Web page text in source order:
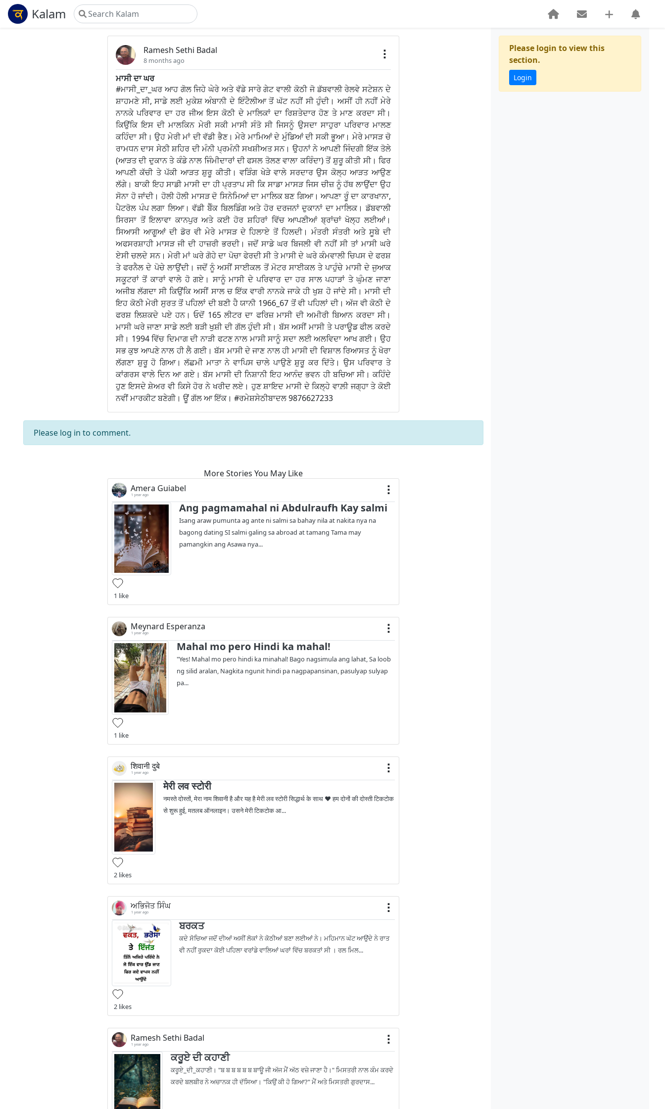
Kalam
Ramesh Sethi Badal
8 months ago
ਮਾਸੀ ਦਾ ਘਰ
#ਮਾਸੀ_ਦਾ_ਘਰ ਆਹ ਗੋਲ ਜਿਹੇ ਘੇਰੇ ਅਤੇ ਵੱਡੇ ਸਾਰੇ ਗੇਟ ਵਾਲੀ ਕੋਠੀ ਜੋ ਡੱਬਵਾਲੀ ਰੇਲਵੇ ਸਟੇਸ਼ਨ ਦੇ
ਸ਼ਾਹਮਣੇ ਸੀ, ਸਾਡੇ ਲਈ ਮੁਕੇਸ਼ ਅੰਬਾਨੀ ਦੇ ਇੰਟੈਲੀਆ ਤੋਂ ਘੱਟ ਨਹੀਂ ਸੀ ਹੁੰਦੀ। ਅਸੀਂ ਹੀ ਨਹੀਂ ਮੇਰੇ
ਨਾਨਕੇ ਪਰਿਵਾਰ ਦਾ ਹਰ ਜੀਅ ਇਸ ਕੋਠੀ ਦੇ ਮਾਲਿਕਾਂ ਦਾ ਰਿਸ਼ਤੇਦਾਰ ਹੋਣ ਤੇ ਮਾਣ ਕਰਦਾ ਸੀ।
ਕਿਉਂਕਿ ਇਸ ਦੀ ਮਾਲਕਿਨ ਮੇਰੀ ਸਕੀ ਮਾਸੀ ਸੰਤੋ ਸੀ ਜਿਸਨੂੰ ਉਸਦਾ ਸਾਹੁਰਾ ਪਰਿਵਾਰ ਮਾਲਣ
ਕਹਿੰਦਾ ਸੀ। ਉਹ ਮੇਰੀ ਮਾਂ ਦੀ ਵੱਡੀ ਭੈਣ। ਮੇਰੇ ਮਾਮਿਆਂ ਦੇ ਮੁੰਡਿਆਂ ਦੀ ਸਕੀ ਭੂਆ। ਮੇਰੇ ਮਾਸੜ ਚੋ
ਰਾਮਧਨ ਦਾਸ ਸੇਠੀ ਸ਼ਹਿਰ ਦੀ ਮੰਨੀ ਪ੍ਰਮੰਨੀ ਸਖਸ਼ੀਅਤ ਸਨ। ਉਹਨਾਂ ਨੇ ਆਪਣੀ ਜਿੰਦਗੀ ਇੱਕ ਤੋਲੇ
(ਆੜਤ ਦੀ ਦੁਕਾਨ ਤੇ ਕੰਡੇ ਨਾਲ ਜਿੰਮੀਦਾਰਾਂ ਦੀ ਫਸਲ ਤੋਲਣ ਵਾਲਾ ਕਰਿੰਦਾ) ਤੋਂ ਸ਼ੁਰੂ ਕੀਤੀ ਸੀ। ਫਿਰ
ਆਪਣੀ ਕੱਚੀ ਤੇ ਪੱਕੀ ਆੜਤ ਸ਼ੁਰੂ ਕੀਤੀ। ਵੜਿੰਗ ਖੇੜੇ ਵਾਲੇ ਸਰਦਾਰ ਉਸ ਕੋਲ੍ਹ ਆੜਤ ਆਉਣ
ਲੱਗੇ। ਬਾਕੀ ਇਹ ਸਾਡੀ ਮਾਸੀ ਦਾ ਹੀ ਪ੍ਰਤਾਪ ਸੀ ਕਿ ਸਾਡਾ ਮਾਸੜ ਜਿਸ ਚੀਜ਼ ਨੂੰ ਹੱਥ ਲਾਉਂਦਾ ਉਹ
ਸੋਨਾ ਹੋ ਜਾਂਦੀ। ਹੋਲੀ ਹੋਲੀ ਮਾਸੜ ਦੋ ਸਿਨੇਮਿਆਂ ਦਾ ਮਾਲਿਕ ਬਣ ਗਿਆ। ਆਪਣਾ ਰੂੰ ਦਾ ਕਾਰਖਾਨਾ,
ਪੈਟਰੋਲ ਪੰਪ ਲਗਾ ਲਿਆ। ਵੱਡੀ ਬੈੰਕ ਬਿਲਡਿੰਗ ਅਤੇ ਹੋਰ ਦਰਜਨਾਂ ਦੁਕਾਨਾਂ ਦਾ ਮਾਲਿਕ। ਡੱਬਵਾਲੀ
ਸਿਰਸਾ ਤੋਂ ਇਲਾਵਾ ਕਾਨਪੁਰ ਅਤੇ ਕਈ ਹੋਰ ਸ਼ਹਿਰਾਂ ਵਿੱਚ ਆਪਣੀਆਂ ਬ੍ਰਾਂਚਾਂ ਖੋਲ੍ਹ ਲਈਆਂ।
ਸਿਆਸੀ ਆਗੂਆਂ ਦੀ ਡੋਰ ਵੀ ਮੇਰੇ ਮਾਸੜ ਦੇ ਹਿਲਾਏ ਤੋਂ ਹਿਲਦੀ। ਮੰਤਰੀ ਸੰਤਰੀ ਅਤੇ ਸੂਬੇ ਦੀ
ਅਫਸਰਸ਼ਾਹੀ ਮਾਸੜ ਜੀ ਦੀ ਹਾਜ਼ਰੀ ਭਰਦੀ। ਜਦੋਂ ਸਾਡੇ ਘਰ ਬਿਜਲੀ ਵੀ ਨਹੀਂ ਸੀ ਤਾਂ ਮਾਸੀ ਘਰੇ
ਏਸੀ ਚਲਦੇ ਸਨ। ਮੇਰੀ ਮਾਂ ਘਰੇ ਗੋਹੇ ਦਾ ਪੋਚਾ ਫੇਰਦੀ ਸੀ ਤੇ ਮਾਸੀ ਦੇ ਘਰੇ ਕੰਮਵਾਲੀ ਚਿਪਸ ਦੇ ਫਰਸ਼
ਤੇ ਫਰਨੈਲ ਦੇ ਪੋਚੇ ਲਾਉਂਦੀ। ਜਦੋਂ ਨੂੰ ਅਸੀਂ ਸਾਈਕਲ ਤੋਂ ਮੋਟਰ ਸਾਈਕਲ ਤੇ ਪਾਹੁੰਚੇ ਮਾਸੀ ਦੇ ਜੁਆਕ
ਸਕੂਟਰਾਂ ਤੋਂ ਕਾਰਾਂ ਵਾਲੇ ਹੋ ਗਏ। ਸਾਨੂੰ ਮਾਸੀ ਦੇ ਪਰਿਵਾਰ ਦਾ ਹਰ ਸਾਲ ਪਹਾੜਾਂ ਤੇ ਘੁੰਮਣ ਜਾਣਾ
ਅਜੀਬ ਲੱਗਦਾ ਸੀ ਕਿਉਂਕਿ ਅਸੀਂ ਸਾਲ ਚ ਇੱਕ ਵਾਰੀ ਨਾਨਕੇ ਜਾਕੇ ਹੀ ਖੁਸ਼ ਹੋ ਜਾਂਦੇ ਸੀ। ਮਾਸੀ ਦੀ
ਇਹ ਕੋਠੀ ਮੇਰੀ ਸੁਰਤ ਤੋਂ ਪਹਿਲਾਂ ਦੀ ਬਣੀ ਹੈ ਯਾਨੀ 1966_67 ਤੋਂ ਵੀ ਪਹਿਲਾਂ ਦੀ। ਅੱਜ ਵੀ ਕੋਠੀ ਦੇ
ਫਰਸ਼ ਲਿਸ਼ਕਦੇ ਪਏ ਹਨ। ਓਦੋਂ 165 ਲੀਟਰ ਦਾ ਫਰਿਜ਼ ਮਾਸੀ ਦੀ ਅਮੀਰੀ ਬਿਆਨ ਕਰਦਾ ਸੀ।
ਮਾਸੀ ਘਰੇ ਜਾਣਾ ਸਾਡੇ ਲਈ ਬੜੀ ਖੁਸ਼ੀ ਦੀ ਗੱਲ ਹੁੰਦੀ ਸੀ। ਬੱਸ ਅਸੀਂ ਮਾਸੀ ਤੇ ਪਰਾਊਡ ਫੀਲ ਕਰਦੇ
ਸੀ। 1994 ਵਿੱਚ ਦਿਮਾਗ ਦੀ ਨਾੜੀ ਫਟਣ ਨਾਲ ਮਾਸੀ ਸਾਨੂੰ ਸਦਾ ਲਈ ਅਲਵਿਦਾ ਆਖ ਗਈ। ਉਹ
ਸਭ ਕੁਝ ਆਪਣੇ ਨਾਲ ਹੀ ਲੈ ਗਈ। ਬੱਸ ਮਾਸੀ ਦੇ ਜਾਣ ਨਾਲ ਹੀ ਮਾਸੀ ਦੀ ਵਿਸ਼ਾਲ ਰਿਆਸਤ ਨੂੰ ਖੋਰਾ
ਲੱਗਣਾ ਸ਼ੁਰੂ ਹੋ ਗਿਆ। ਲੱਛਮੀ ਮਾਤਾ ਨੇ ਵਾਪਿਸ ਚਾਲੇ ਪਾਉਣੇ ਸ਼ੁਰੂ ਕਰ ਦਿੱਤੇ। ਉਸ ਪਰਿਵਾਰ ਤੇ
ਕਾਂਗਰਸ ਵਾਲੇ ਦਿਨ ਆ ਗਏ। ਬੱਸ ਮਾਸੀ ਦੀ ਨਿਸ਼ਾਨੀ ਇਹ ਆਨੰਦ ਭਵਨ ਹੀ ਬਚਿਆ ਸੀ। ਕਹਿੰਦੇ
ਹੁਣ ਇਸਦੇ ਸ਼ੇਅਰ ਵੀ ਕਿਸੇ ਹੋਰ ਨੇ ਖਰੀਦ ਲਏ। ਹੁਣ ਸ਼ਾਇਦ ਮਾਸੀ ਦੇ ਕਿਲ੍ਹੇ ਵਾਲ਼ੀ ਜਗ੍ਹਾ ਤੇ ਕੋਈ
ਨਵੀਂ ਮਾਰਕੀਟ ਬਣੇਗੀ। ਊਂ ਗੱਲ ਆ ਇੱਕ। #ਰਮੇਸ਼ਸੇਠੀਬਾਦਲ 9876627233
Please log in to comment.
More Stories You May Like
Amera Guiabel
1 year ago
Ang pagmamahal ni Abdulraufh Kay salmi
Isang araw pumunta ag ante ni salmi sa bahay nila at nakita nya na
bagong dating SI salmi galing sa abroad at tamang Tama may
pamangkin ang Asawa nya...
1 like
Meynard Esperanza
1 year ago
Mahal mo pero Hindi ka mahal!
"Yes! Mahal mo pero hindi ka minahal! Bago nagsimula ang lahat, Sa loob
ng silid aralan, Nagkita ngunit hindi pa nagpapansinan, pasulyap sulyap
pa...
1 like
शिवानी दुबे
1 year ago
मेरी लव स्टोरी
नमस्ते दोस्तों, मेरा नाम शिवानी है और यह है मेरी लव स्टोरी सिद्धार्थ के साथ ❤️ हम दोनों की दोस्ती टिकटोक
से शुरू हुई, मतलब ऑनलाइन। उसने मेरी टिकटोक आ...
2 likes
ਅਭਿਜੋਤ ਸਿੰਘ
1 year ago
ਬਰਕਤ
ਕਦੇ ਸੋਚਿਆ ਜਦੋਂ ਦੀਆਂ ਅਸੀਂ ਲੋਕਾਂ ਨੇ ਕੋਠੀਆਂ ਬਣਾ ਲਈਆਂ ਨੇ। ਮਹਿਮਾਨ ਘੱਟ ਆਉਂਦੇ ਨੇ ਰਾਤ
ਵੀ ਨਹੀਂ ਰੁਕਦਾ ਕੋਈ ਪਹਿਲਾ ਵਰਾਂਡੇ ਵਾਲਿਆਂ ਘਰਾਂ ਵਿੱਚ ਬਰਕਤਾਂ ਸੀ । ਰਲ ਮਿਲ...
2 likes
Ramesh Sethi Badal
1 year ago
ਕਰੂਏ ਦੀ ਕਹਾਣੀ
ਕਰੂਏ_ਦੀ_ਕਹਾਣੀ। "ਬ ਬ ਬ ਬ ਬ ਬ ਬਾਊ ਜੀ ਅੱਜ ਮੈਂ ਅੱਠ ਵਜ਼ੇ ਜਾਣਾ ਹੈ।" ਮਿਸਤਰੀ ਨਾਲ ਕੰਮ ਕਰਦੇ
ਕਰਦੇ ਬਲਬੀਰ ਨੇ ਅਚਾਨਕ ਹੀ ਦੱਸਿਆ। "ਕਿਉਂ ਕੀ ਹੋ ਗਿਆ?" ਮੈਂ ਅਤੇ ਮਿਸਤਰੀ ਗੁਰਦਾਸ...
Please login to view this
section.
Login